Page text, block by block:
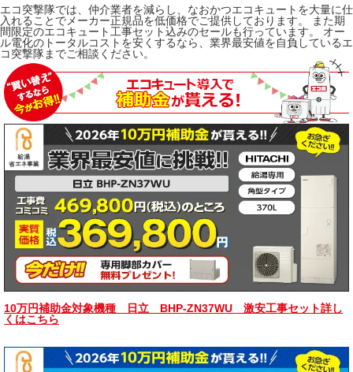
エコ突撃隊では、仲介業者を減らし、なおかつエコキュートを大量に仕
入れることでメーカー正規品を低価格でご提供しております。 また期
間限定のエコキュート工事セット込みのセールも行っています。 オー
ル電化のトータルコストを安くするなら、業界最安値を自負しているエ
コ突撃隊までご相談ください。
10万円補助金対象機種 日立 BHP-ZN37WU 激安工事セット詳し
くはこちら